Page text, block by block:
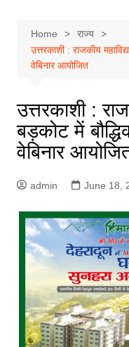
Home
राज्य
उत्तरकाशी : राजकीय
वेबिनार आयोजित
उत्तरकाशी :
बड़कोट में
वेबिनार
admin June 18,